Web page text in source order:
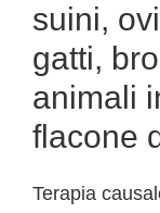
online
suini,
gatti,
animali
flacone
Terapia